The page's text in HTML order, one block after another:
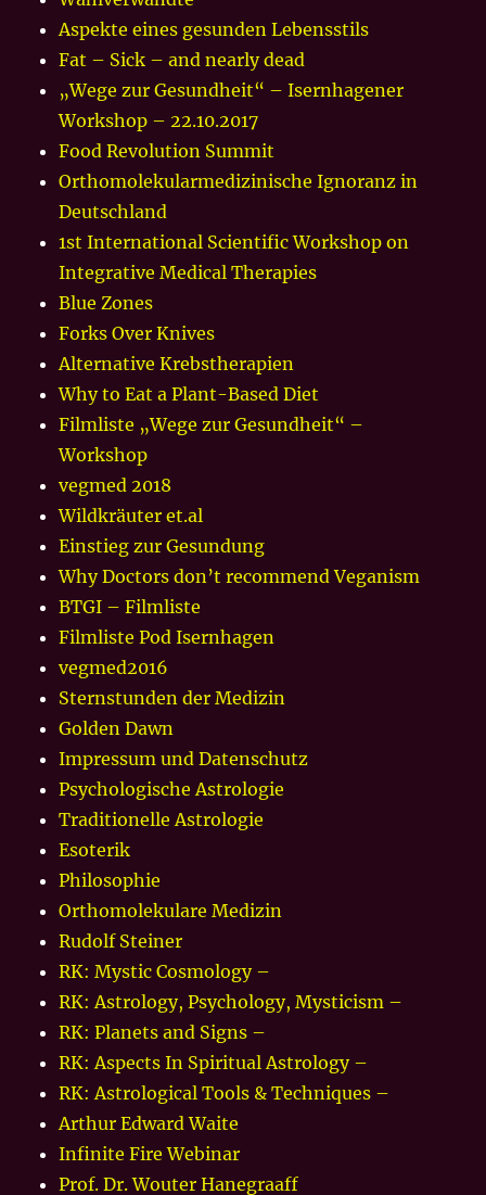
Aspekte eines gesunden Lebensstils
Fat – Sick – and nearly dead
„Wege zur Gesundheit“ – Isernhagener
Workshop – 22.10.2017
Food Revolution Summit
Orthomolekularmedizinische Ignoranz in
Deutschland
1st International Scientific Workshop on
Integrative Medical Therapies
Blue Zones
Forks Over Knives
Alternative Krebstherapien
Why to Eat a Plant-Based Diet
Filmliste „Wege zur Gesundheit“ –
Workshop
vegmed 2018
Wildkräuter et.al
Einstieg zur Gesundung
Why Doctors don’t recommend Veganism
BTGI – Filmliste
Filmliste Pod Isernhagen
vegmed2016
Sternstunden der Medizin
Golden Dawn
Impressum und Datenschutz
Psychologische Astrologie
Traditionelle Astrologie
Esoterik
Philosophie
Orthomolekulare Medizin
Rudolf Steiner
RK: Mystic Cosmology –
RK: Astrology, Psychology, Mysticism –
RK: Planets and Signs –
RK: Aspects In Spiritual Astrology –
RK: Astrological Tools & Techniques –
Arthur Edward Waite
Infinite Fire Webinar
Prof. Dr. Wouter Hanegraaff